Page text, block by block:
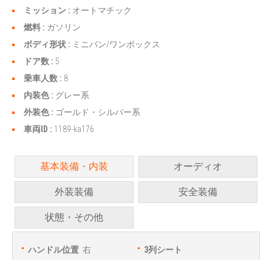
ミッション : オートマチック
燃料 : ガソリン
ボディ形状 : ミニバン/ワンボックス
ドア数 : 5
乗車人数 : 8
内装色 : グレー系
外装色 : ゴールド・シルバー系
車両ID : 1189-ka176
基本装備・内装 オーディオ
外装装備 安全装備
状態・その他
ハンドル位置 右
3列シート